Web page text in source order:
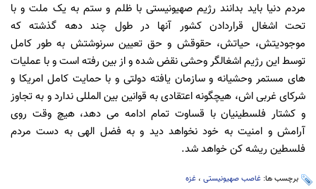
مردم دنیا باید بدانند رژیم صهیونیستی با ظلم و ستم به یک ملت و با
تحت اشغال قراردادن کشور آنها در طول چند دهه گذشته که
موجودیتش، حیاتش، حقوقش و حق تعیین سرنوشتش به طور کامل
توسط این رژیم اشغالگر وحشی نقض شده و از بین رفته است و با عملیات
های مستمر وحشیانه و سازمان یافته دولتی و با حمایت کامل امریکا و
شرکای غربی اش، هیچگونه اعتقادی به قوانین بین المللی ندارد و به تجاوز
و کشتار فلسطینیان با قساوت تمام ادامه می دهد، هیچ وقت روی
آرامش و امنیت به خود نخواهد دید و به فضل الهی به دست مردم
فلسطین ریشه کن خواهد شد.
برچسب ها: غاصب صهیونیستی ، غزه